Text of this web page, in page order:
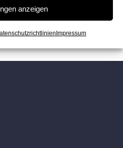
anzeigen
Impressum